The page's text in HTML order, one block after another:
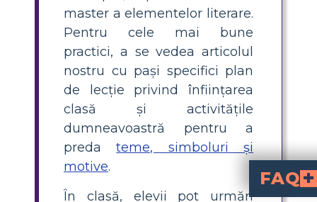
master a elementelor literare.
Pentru cele mai bune
practici, a se vedea articolul
nostru cu pași specifici plan
de lecție privind înființarea
clasă și activitățile
dumneavoastră pentru a
predateme, simboluri și
motive.
În clasă, elevii pot urmări
FAQ